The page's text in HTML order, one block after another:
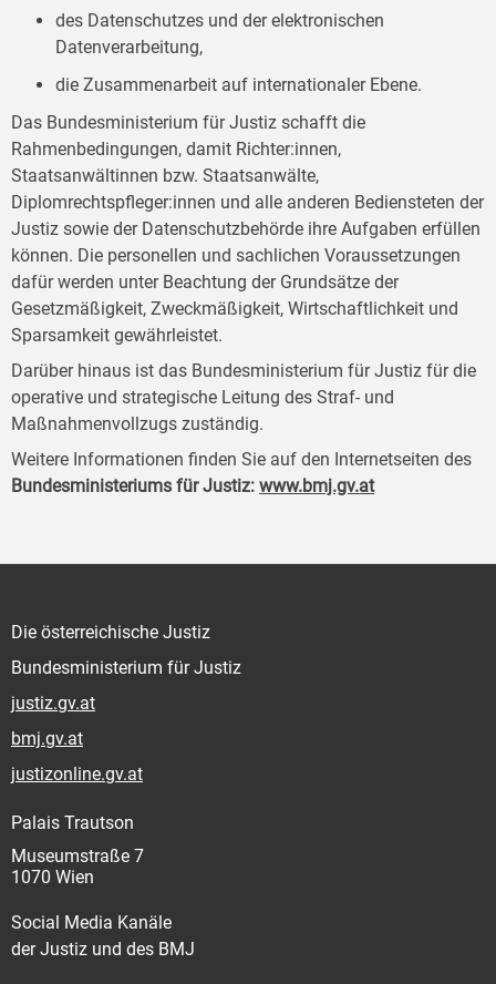
des Datenschutzes und der elektronischen
Datenverarbeitung,
die Zusammenarbeit auf internationaler Ebene.
Das Bundesministerium für Justiz schafft die
Rahmenbedingungen, damit Richter:innen,
Staatsanwältinnen bzw. Staatsanwälte,
Diplomrechtspfleger:innen und alle anderen Bediensteten der
Justiz sowie der Datenschutzbehörde ihre Aufgaben erfüllen
können. Die personellen und sachlichen Voraussetzungen
dafür werden unter Beachtung der Grundsätze der
Gesetzmäßigkeit, Zweckmäßigkeit, Wirtschaftlichkeit und
Sparsamkeit gewährleistet.
Darüber hinaus ist das Bundesministerium für Justiz für die
operative und strategische Leitung des Straf- und
Maßnahmenvollzugs zuständig.
Weitere Informationen finden Sie auf den Internetseiten des
Bundesministeriums für Justiz: www.bmj.gv.at
Die österreichische Justiz
Bundesministerium für Justiz
justiz.gv.at
bmj.gv.at
justizonline.gv.at
Palais Trautson
Museumstraße 7
1070 Wien
Social Media Kanäle
der Justiz und des BMJ